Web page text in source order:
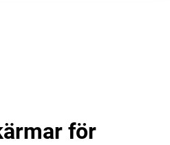
för